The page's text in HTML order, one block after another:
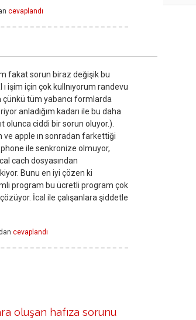
cevaplandı
fakat sorun biraz değişik bu
işim için çok kullnıyorum randevu
çünkü tüm yabancı formlarda
anladığım kadarı ile bu daha
olunca ciddi bir sorun oluyor.).
apple ın sonradan farkettiği
ile senkronize olmuyor,
cach dosyasından
Bunu en iyi çözen ki
program bu ücretli program çok
İcal ile çalışanlara şiddetle
cevaplandı
oluşan hafıza sorunu